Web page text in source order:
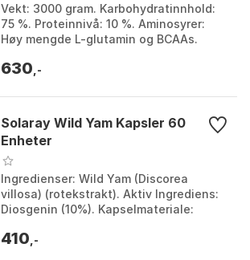
Vekt: 3000 gram. Karbohydratinnhold:
75 %. Proteinnivå: 10 %. Aminosyrer:
Høy mengde L-glutamin og BCAAs.
630 ,-
Solaray Wild Yam Kapsler 60
Enheter
Ingredienser: Wild Yam (Discorea
villosa) (rotekstrakt). Aktiv Ingrediens:
Diosgenin (10%). Kapselmateriale:
(mais uten...
410 ,-